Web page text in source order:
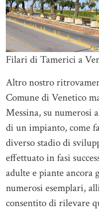
Filari di Tamerici a
Altro nostro
Comune di Venetico
Messina, su numerosi
di un impianto, come
diverso stadio di
effettuato in fasi
adulte e piante ancora
numerosi esemplari,
consentito di rilevare